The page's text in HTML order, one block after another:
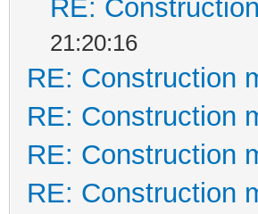
RE:
21:20:16
RE: Construction
RE: Construction
RE: Construction
RE: Construction